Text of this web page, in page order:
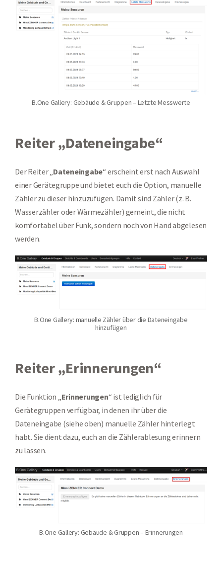
B.One Gallery: Gebäude & Gruppen – Letzte Messwerte
Reiter „Dateneingabe“
Der Reiter „Dateneingabe“ erscheint erst nach Auswahl
einer Gerätegruppe und bietet euch die Option, manuelle
Zähler zu dieser hinzuzufügen. Damit sind Zähler (z. B.
Wasserzähler oder Wärmezähler) gemeint, die nicht
komfortabel über Funk, sondern noch von Hand abgelesen
werden.
B.One Gallery: manuelle Zähler über die Dateneingabe
hinzufügen
Reiter „Erinnerungen“
Die Funktion „ Erinnerungen“ ist lediglich für
Gerätegruppen verfügbar, in denen ihr über die
Dateneingabe (siehe oben) manuelle Zähler hinterlegt
habt. Sie dient dazu, euch an die Zählerablesung erinnern
zu lassen.
B.One Gallery: Gebäude & Gruppen – Erinnerungen